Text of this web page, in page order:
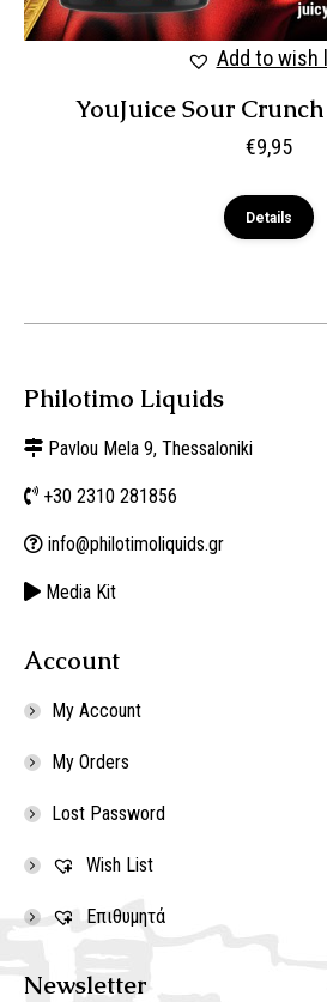
Add to wish
YouJuice Sour
€9,95
Details
Philotimo Liquids
Pavlou Mela 9, Thessaloniki
+30 2310 281856
info@philotimoliquids.gr
Media Kit
Account
My Account
My Orders
Lost Password
Wish List
Επιθυμητά
Newsletter